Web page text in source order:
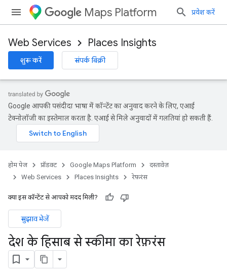
Maps Platform प्रवेश करें
Web Services Places Insights
शुरू करें संपर्क बिक्री
Google आपकी पसंदीदा भाषा में कॉन्टेंट का अनुवाद करने के लिए, एआई
टेक्नोलॉजी का इस्तेमाल करता है. एआई से मिले अनुवादों में गलतियां हो सकती हैं.
होम पेज प्रॉडक्ट Google Maps Platform
दस्तावेज़
Web Services
Places Insights रेफ़रंस
क्या इस कॉन्टेंट से आपको मदद मिली?
सुझाव भेजें
देश के हिसाब से स्कीमा का रेफ़रंस